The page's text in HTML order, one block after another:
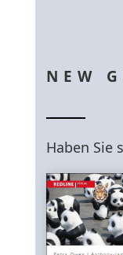
NEW
Haben Sie